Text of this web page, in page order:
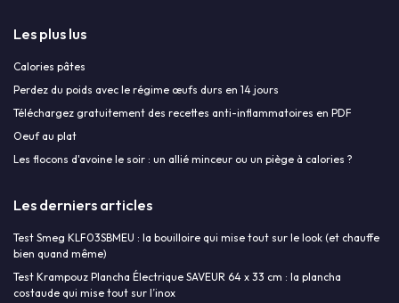
Les plus lus
Calories pâtes
Perdez du poids avec le régime œufs durs en 14 jours
Téléchargez gratuitement des recettes anti-inflammatoires en PDF
Oeuf au plat
Les flocons d'avoine le soir : un allié minceur ou un piège à calories ?
Les derniers articles
Test Smeg KLF03SBMEU : la bouilloire qui mise tout sur le look (et chauffe
bien quand même)
Test Krampouz Plancha Électrique SAVEUR 64 x 33 cm : la plancha
costaude qui mise tout sur l’inox